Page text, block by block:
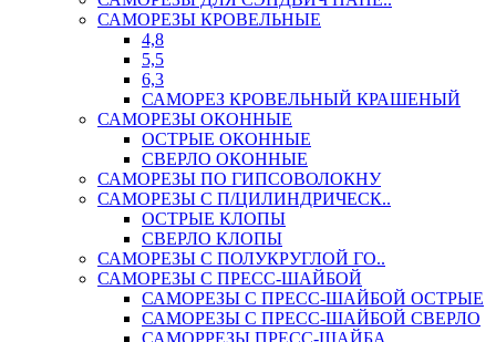
САМОРЕЗЫ КРОВЕЛЬНЫЕ
4,8
5,5
6,3
САМОРЕЗ КРОВЕЛЬНЫЙ КРАШЕНЫЙ
САМОРЕЗЫ ОКОННЫЕ
ОСТРЫЕ ОКОННЫЕ
СВЕРЛО ОКОННЫЕ
САМОРЕЗЫ ПО ГИПСОВОЛОКНУ
САМОРЕЗЫ С П/ЦИЛИНДРИЧЕСК..
ОСТРЫЕ КЛОПЫ
СВЕРЛО КЛОПЫ
САМОРЕЗЫ С ПОЛУКРУГЛОЙ ГО..
САМОРЕЗЫ С ПРЕСС-ШАЙБОЙ
САМОРЕЗЫ С ПРЕСС-ШАЙБОЙ ОСТРЫЕ
САМОРЕЗЫ С ПРЕСС-ШАЙБОЙ СВЕРЛО
САМОРРЕЗЫ ПРЕСС-ШАЙБА